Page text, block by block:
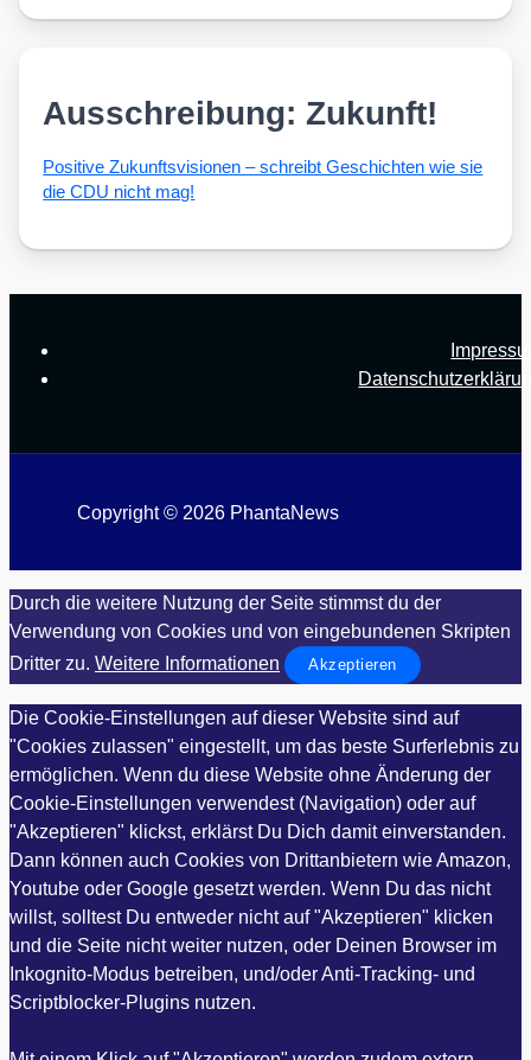
Ausschreibung: Zukunft!
Posi­ti­ve Zukunfts­vi­sio­nen – schreibt Geschich­ten wie sie
die CDU nicht mag!
Copyright © 2026 PhantaNews
Durch die weitere Nutzung der Seite stimmst du der
Verwendung von Cookies und von eingebundenen Skripten
Dritter zu. Weitere Informationen Akzeptieren
Die Cookie-Einstellungen auf dieser Website sind auf
"Cookies zulassen" eingestellt, um das beste Surferlebnis zu
ermöglichen. Wenn du diese Website ohne Änderung der
Cookie-Einstellungen verwendest (Navigation) oder auf
"Akzeptieren" klickst, erklärst Du Dich damit einverstanden.
Dann können auch Cookies von Drittanbietern wie Amazon,
Youtube oder Google gesetzt werden. Wenn Du das nicht
willst, solltest Du entweder nicht auf "Akzeptieren" klicken
und die Seite nicht weiter nutzen, oder Deinen Browser im
Inkognito-Modus betreiben, und/oder Anti-Tracking- und
Scriptblocker-Plugins nutzen.